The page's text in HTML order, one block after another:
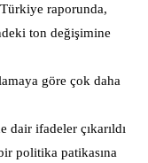
raporunda,
ton değişimine
göre çok daha
ifadeler çıkarıldı
politika patikasına